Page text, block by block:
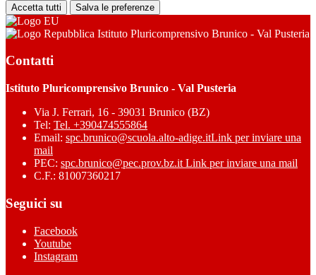
Accetta tutti Salva le preferenze
Istituto Pluricomprensivo Brunico - Val Pusteria
Contatti
Istituto Pluricomprensivo Brunico - Val Pusteria
Via J. Ferrari, 16 - 39031 Brunico (BZ)
Tel: Tel. +390474555864
Email: spc.brunico@scuola.alto-adige.itLink per inviare una
mail
PEC: spc.brunico@pec.prov.bz.it Link per inviare una mail
C.F.: 81007360217
Seguici su
Facebook
Youtube
Instagram